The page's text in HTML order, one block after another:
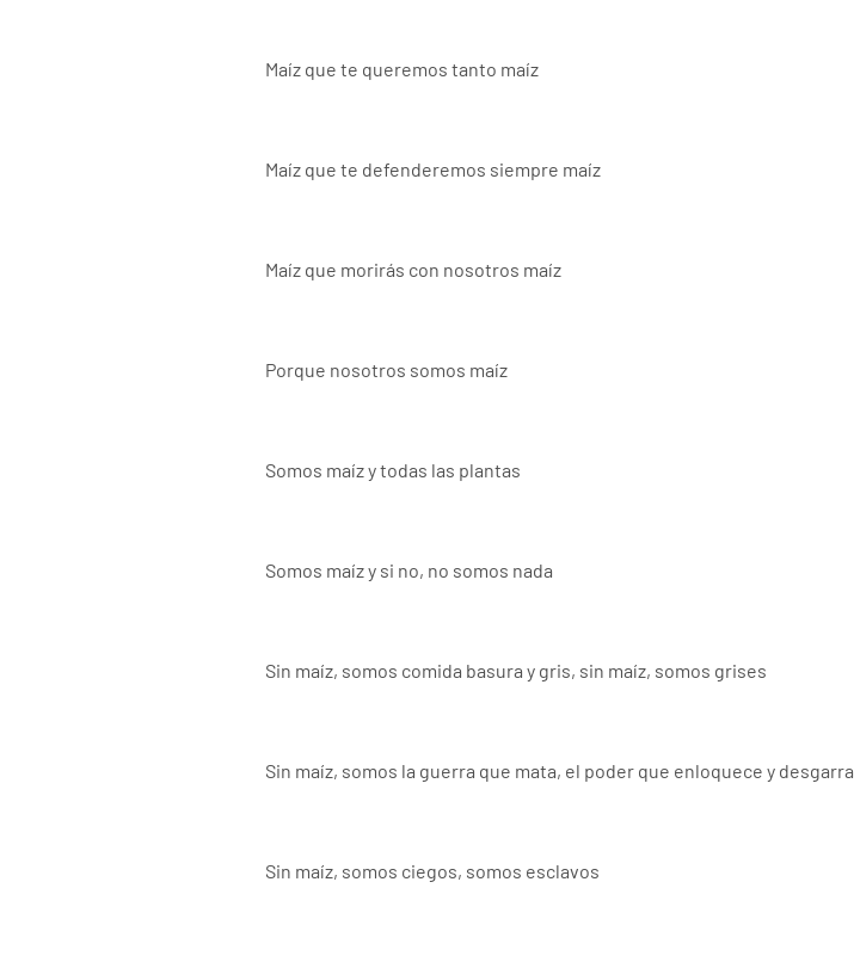
Maíz que te queremos tanto maíz
Maíz que te defenderemos siempre maíz
Maíz que morirás con nosotros maíz
Porque nosotros somos maíz
Somos maíz y todas las plantas
Somos maíz y si no, no somos nada
Sin maíz, somos comida basura y gris, sin maíz, somos grises
Sin maíz, somos la guerra que mata, el poder que enloquece y desgarra
Sin maíz, somos ciegos, somos esclavos